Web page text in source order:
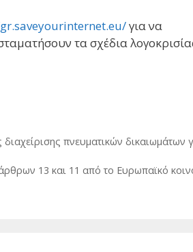
για να
τα σχέδια
πνευματικών δικαιωμάτων
13 και 11 από το Ευρωπαϊκό